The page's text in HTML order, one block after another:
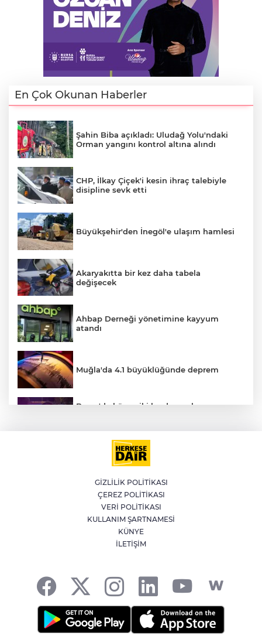
En Çok Okunan Haberler
Şahin Biba açıkladı: Uludağ Yolu'ndaki
Orman yangını kontrol altına alındı
CHP, İlkay Çiçek'i kesin ihraç talebiyle
disipline sevk etti
Büyükşehir'den İnegöl'e ulaşım hamlesi
Akaryakıtta bir kez daha tabela
değişecek
Ahbap Derneği yönetimine kayyum
atandı
Muğla'da 4.1 büyüklüğünde deprem
Bursa'da küsen iki kardeş, onları
Altının gramı 6 bin 574 liradan işlem
Kütahya'da kendisinden haber
alınamayan kadın çöp evde bulundu
YILDIRIM’DA ÇOCUKLAR HEM
GİZLİLİK POLİTİKASI
ÇEREZ POLİTİKASI
VERİ POLİTİKASI
KULLANIM ŞARTNAMESİ
KÜNYE
İLETİŞİM